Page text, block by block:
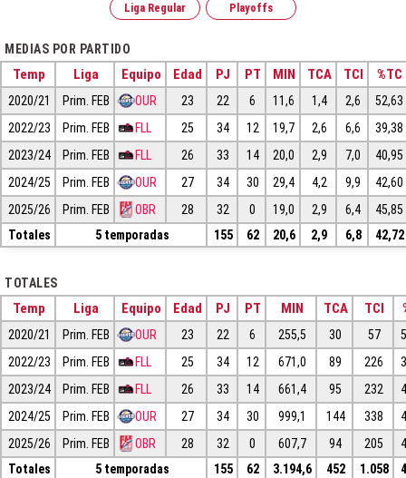
Liga Regular Playoffs
MEDIAS POR PARTIDO
Temp Liga Equipo Edad PJ PT MIN TCA TCI %TC
2020/21 Prim. FEB OUR 23 22 6 11,6 1,4 2,6
52,63
2022/23
Prim. FEB FLL 25 34 12 19,7 2,6 6,6
39,38
2023/24
Prim. FEB FLL 26 33 14 20,0 2,9 7,0
40,95
2024/25
Prim. FEB OUR 27 34 30 29,4 4,2 9,9
42,60
2025/26
Prim. FEB OBR 28 32 0 19,0 2,9 6,4
45,85
Totales
5 temporadas 155 62 20,6 2,9 6,8 42,72
TOTALES
Temp Liga Equipo Edad PJ PT MIN TCA TCI
2020/21 Prim. FEB OUR 23 22 6 255,5 30 57
2022/23
Prim. FEB FLL 25 34 12 671,0 89 226
2023/24
Prim. FEB FLL 26 33 14 661,4 95 232
2024/25
Prim. FEB OUR 27 34 30 999,1 144 338
2025/26
Prim. FEB OBR 28 32 0 607,7 94 205
Totales
5 temporadas 155 62 3.194,6 452 1.058